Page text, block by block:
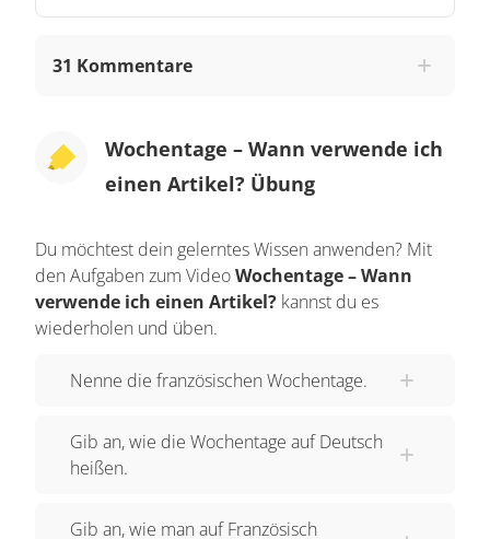
Wochentagen erkläre ist es wichtig, dass du die
Est-ce que tu connais les jours de la semaine?
Montag. Mardi ist der Dienstag. Mercredi nennt
man den Mittwoch. Jeudi heißt Donnerstag.
Samstag. Und dimanche schließlich heißt
Sonntag. Wie kannst du dir die Wochentage am
besten merken? Dazu erzähle ich dir kurz woher
Französisch ableiten. Nämlich von
Griechenland wurden diese Planeten mit Göttern
gleich gesetzt. Lundi leitet sich von jour de la
Deutschen wurde der Montag auch nach dem
31 Kommentare
Wochentage – Wann verwende ich
einen Artikel? Übung
Du möchtest dein gelerntes Wissen anwenden? Mit
den Aufgaben zum VideoWochentage – Wann
verwende ich einen Artikel? kannst du es
wiederholen und üben.
Nenne die französischen Wochentage.
Gib an, wie die Wochentage auf Deutsch
heißen.
Gib an, wie man auf Französisch